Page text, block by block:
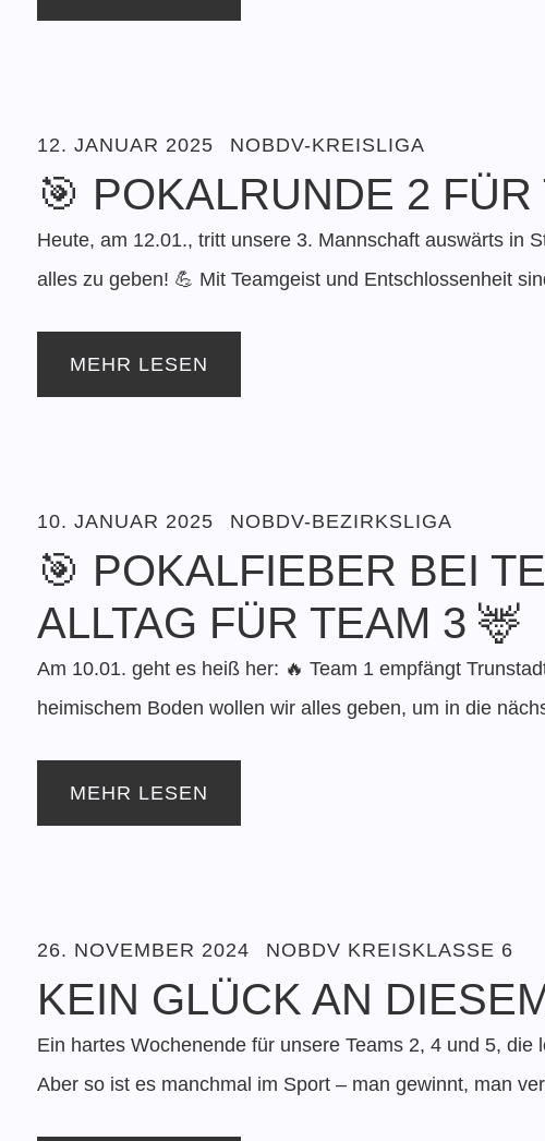
12. JANUAR 2025 NOBDV-KREISLIGA
🎯 POKALRUNDE 2
Heute, am 12.01., tritt unsere 3. Mannschaft auswärts in
alles zu geben! 💪 Mit Teamgeist und Entschlossenheit
MEHR LESEN
10. JANUAR 2025 NOBDV-BEZIRKSLIGA
🎯 POKALFIEBER BEI
ALLTAG FÜR TEAM 3 🦌
Am 10.01. geht es heiß her: 🔥 Team 1 empfängt
heimischem Boden wollen wir alles geben, um in die
MEHR LESEN
26. NOVEMBER 2024 NOBDV KREISKLASSE 6
KEIN GLÜCK AN
Ein hartes Wochenende für unsere Teams 2, 4 und 5,
Aber so ist es manchmal im Sport – man gewinnt, man